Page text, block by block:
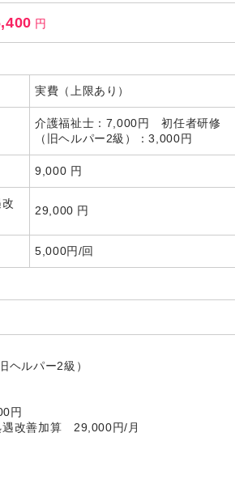
円
実費（上限あり）
介護福祉士：7,000円 初任者研修
（旧ヘルパー2級）：3,000円
9,000 円
29,000 円
5,000円/回
ヘルパー2級）
円
遇改善加算 29,000円/月